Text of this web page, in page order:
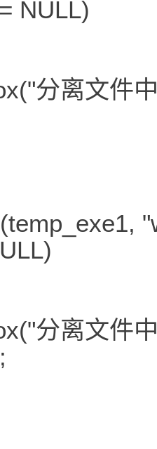
NULL)
分离文件
分离文件